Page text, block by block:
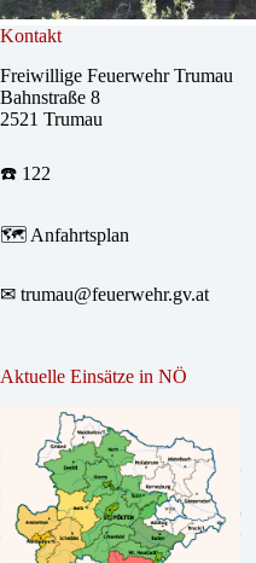
Kontakt
Freiwillige Feuerwehr Trumau
Bahnstraße 8
2521 Trumau
☎️ 122
🗺 Anfahrtsplan
✉ trumau@feuerwehr.gv.at
Aktuelle Einsätze in NÖ